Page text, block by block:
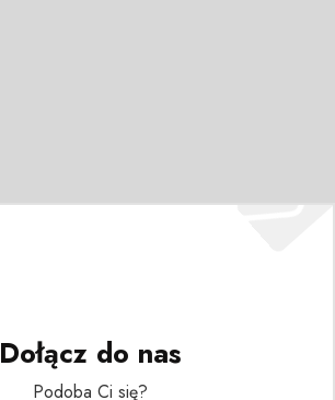
Dołącz do nas
Podoba Ci się?